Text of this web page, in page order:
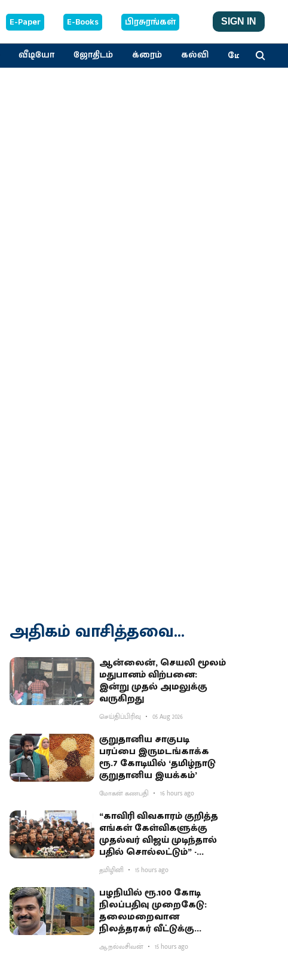
E-Paper E-Books பிரசுரங்கள் SIGN IN
வீடியோ ஜோதிடம் க்ரைம் கல்வி மேலும்
அதிகம் வாசித்தவை...
ஆன்லைன், செயலி மூலம்
மதுபானம் விற்பனை:
இன்று முதல் அமலுக்கு
வருகிறது
செய்திப்பிரிவு 05 Aug 2026
குறுதானிய சாகுபடி
பரப்பை இருமடங்காக்க
ரூ.7 கோடியில் ‘தமிழ்நாடு
குறுதானிய இயக்கம்’
மோகன் கணபதி 16 hours ago
“காவிரி விவகாரம் குறித்த
எங்கள் கேள்விகளுக்கு
முதல்வர் விஜய் முடிந்தால்
பதில் சொல்லட்டும்” -
உதயநிதி சவால்
தமிழினி 15 hours ago
பழநியில் ரூ.100 கோடி
நிலப்பதிவு முறைகேடு:
தலைமறைவான
நிலத்தரகர் வீட்டுக்கு
சிபிசிஐடி ‘சீல்’
ஆ.நல்லசிவன் 15 hours ago